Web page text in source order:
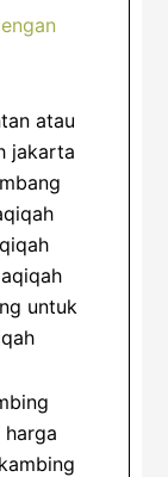
atau
jakarta
untuk